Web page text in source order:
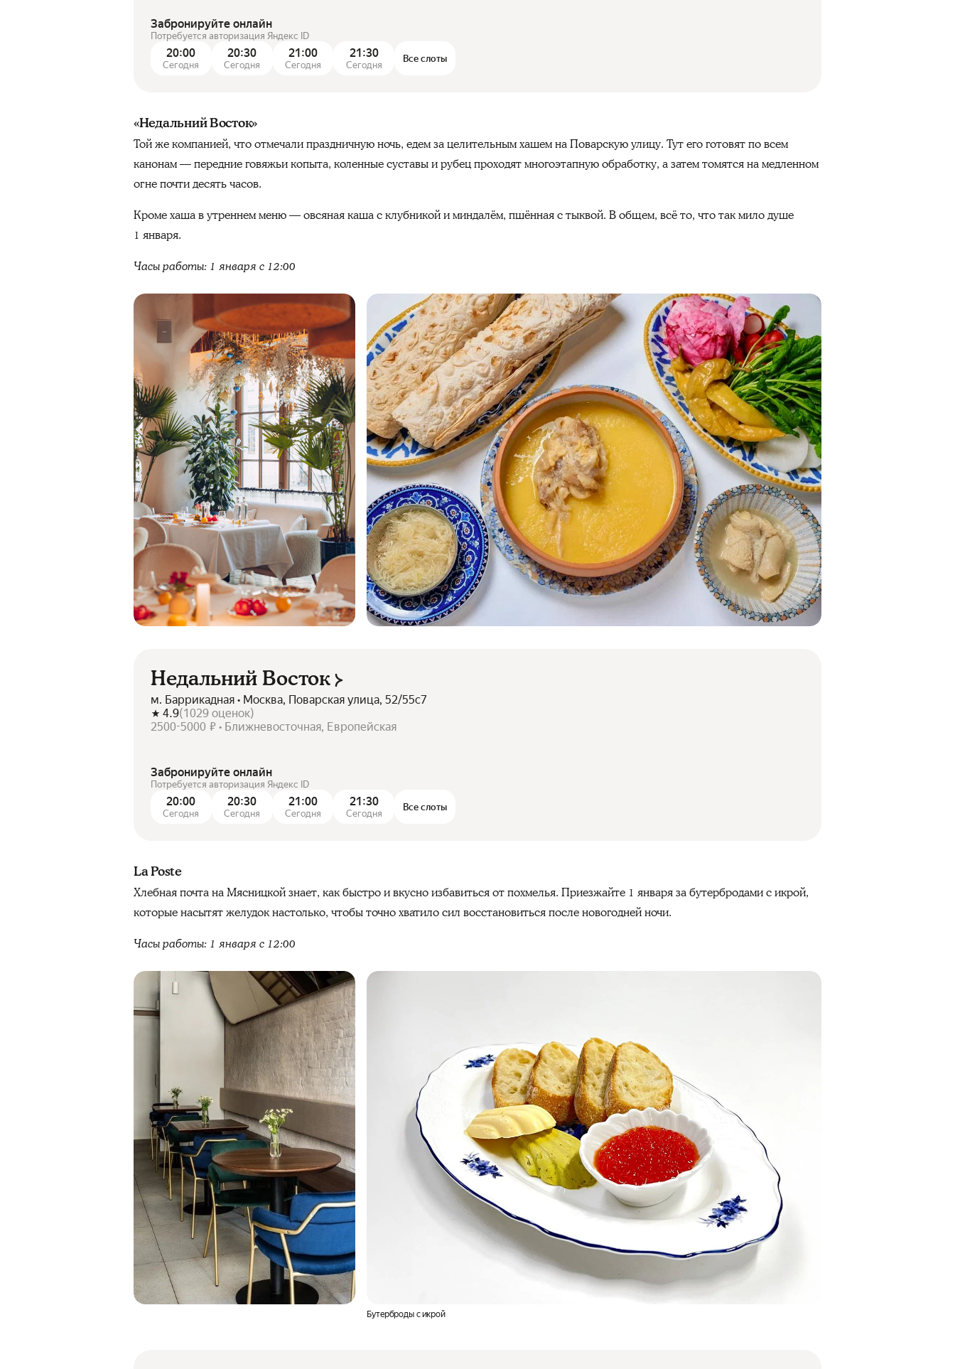
Забронируйте онлайн
Потребуется авторизация Яндекс ID
20:00
Сегодня
20:30
Сегодня
21:00
Сегодня
21:30
Сегодня
Все слоты
«Недальний Восток»
Той же компанией, что отмечали праздничную ночь, едем за целительным хашем на Поварскую улицу. Тут его готовят по всем
канонам — передние говяжьи копыта, коленные суставы и рубец проходят многоэтапную обработку, а затем томятся на медленном
огне почти десять часов.
Кроме хаша в утреннем меню — овсяная каша с клубникой и миндалём, пшённая с тыквой. В общем, всё то, что так мило душе
1 января.
Часы работы: 1 января с 12:00
Недальний Восток
м. Баррикадная • Москва, Поварская улица, 52/55с7
4.9(1029 оценок)
2500-5000 ₽ • Ближневосточная, Европейская
Забронируйте онлайн
Потребуется авторизация Яндекс ID
20:00
Сегодня
20:30
Сегодня
21:00
Сегодня
21:30
Сегодня
Все слоты
La Poste
Хлебная почта на Мясницкой знает, как быстро и вкусно избавиться от похмелья. Приезжайте 1 января за бутербродами с икрой,
которые насытят желудок настолько, чтобы точно хватило сил восстановиться после новогодней ночи.
Часы работы: 1 января с 12:00
Бутерброды с икрой